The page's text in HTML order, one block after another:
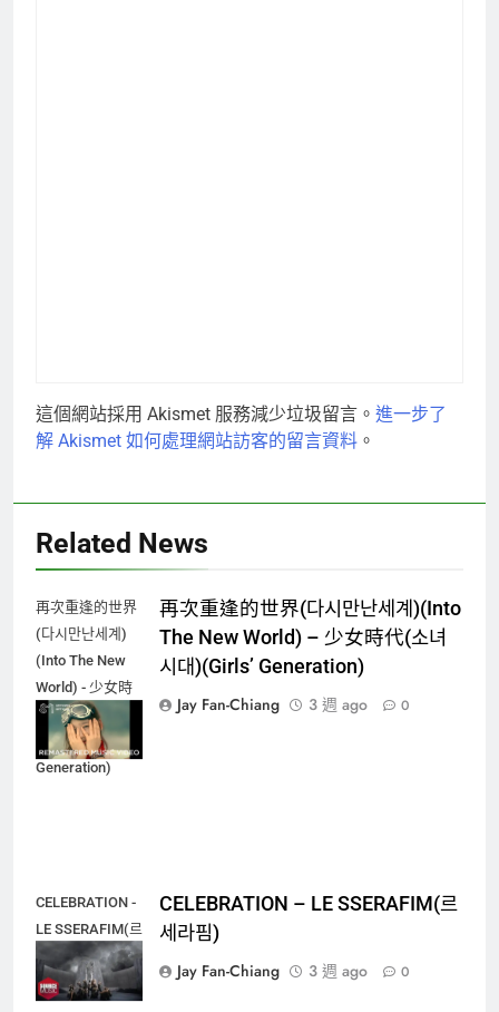
這個網站採用 Akismet 服務減少垃圾留言。 進一步了
解 Akismet 如何處理網站訪客的留言資料 。
Related News
再次重逢的世界
(다시만난세계)
(Into The New
World) - 少女時
代(소녀시대)
(Girls'
Generation)
再次重逢的世界(다시만난세계)(Into
The New World) – 少女時代(소녀
시대)(Girls’ Generation)
Jay Fan-Chiang
3 週 ago 0
CELEBRATION -
LE SSERAFIM(르
세라핌)
CELEBRATION – LE SSERAFIM(르
세라핌)
Jay Fan-Chiang
3 週 ago 0